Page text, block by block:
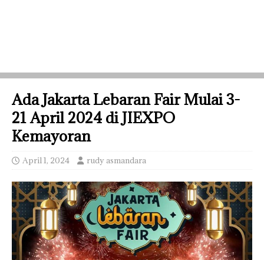
Ada Jakarta Lebaran Fair Mulai 3-
21 April 2024 di JIEXPO
Kemayoran
April 1, 2024 rudy asmandara